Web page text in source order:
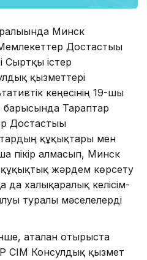
Минск
Достастығы
Сыртқы істер
қызметтері
кеңесінің 19-шы
Тараптар
Достастығы
құқықтары мен
пікір алмасып, Минск
құқықтық жәрдем көрсету
да халықаралық келісім-
туралы мәселелерді
аталған отырыста
СІМ Консулдық қызмет